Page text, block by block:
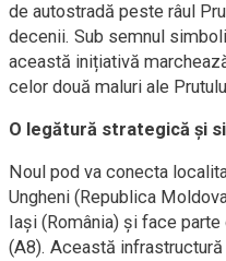
de autostradă peste râul
decenii. Sub semnul
această inițiativă
celor două maluri ale
O legătură strategică și
Noul pod va conecta
Ungheni (Republica
Iași (România) și face
(A8). Această